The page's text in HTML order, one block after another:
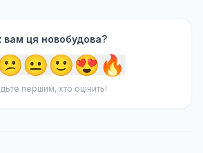
вам ця новобудова?
😐🙂😍🔥
першим, хто оцінить!